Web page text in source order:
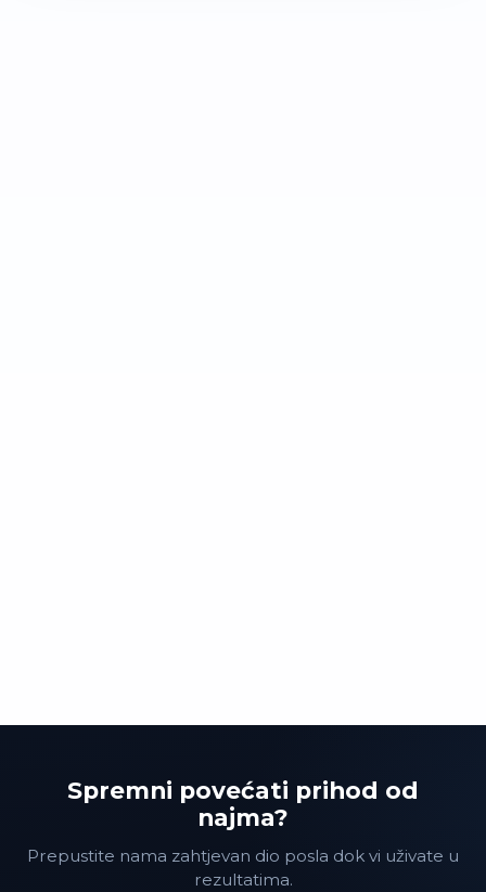
Spremni povećati prihod od
najma?
Prepustite nama zahtjevan dio posla dok vi uživate u
rezultatima.